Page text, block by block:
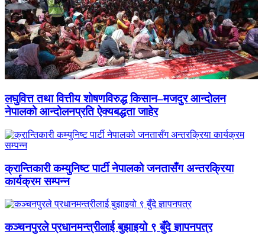
लघुवित्त तथा वित्तीय शोषणविरुद्ध किसान–मजदुर आन्दोलन
नेपालको आन्दोलनप्रति ऐक्यबद्धता जाहेर
क्रान्तिकारी कम्युनिष्ट पार्टी नेपालको जनतासँग अन्तरक्रिया
कार्यक्रम सम्पन्न
कञ्चनपुरले प्रधानमन्त्रीलाई बुझाइयो ९ बुँदे ज्ञापनपत्र